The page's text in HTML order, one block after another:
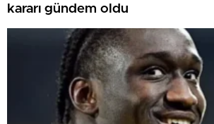
kararı gündem oldu